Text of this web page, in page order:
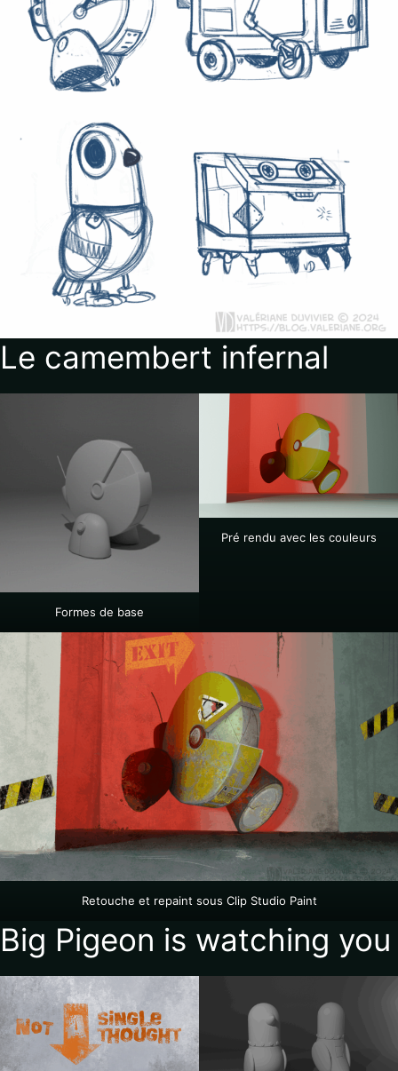
Le camembert infernal
Formes de base
Pré rendu avec les couleurs
Retouche et repaint sous Clip Studio Paint
Big Pigeon is watching you